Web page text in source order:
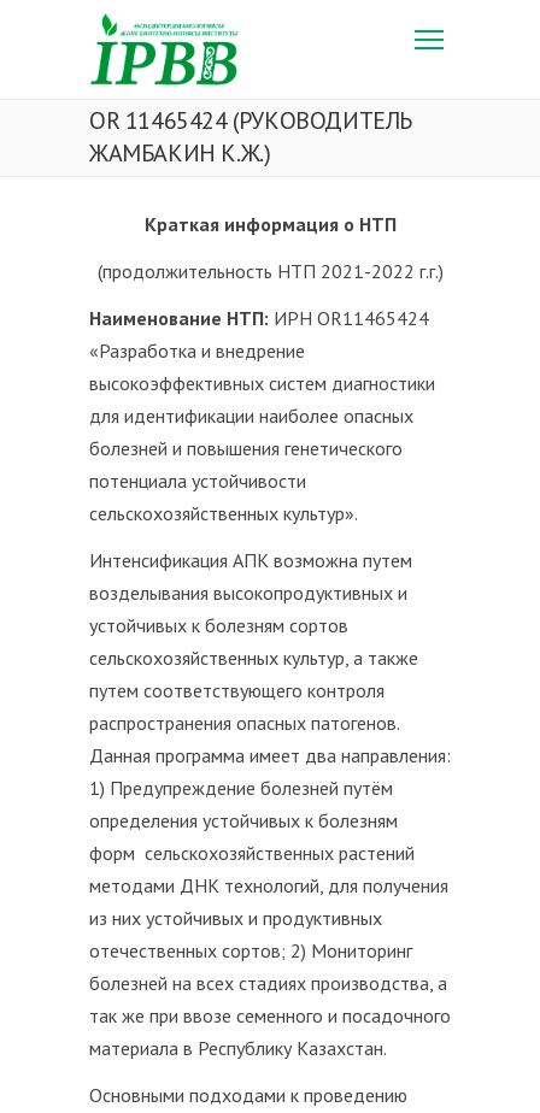
OR 11465424 (РУКОВОДИТЕЛЬ
ЖАМБАКИН К.Ж.)
Краткая информация о НТП
(продолжительность НТП 2021-2022 г.г.)
Наименование НТП: ИРН OR11465424
«Разработка и внедрение
высокоэффективных систем диагностики
для идентификации наиболее опасных
болезней и повышения генетического
потенциала устойчивости
сельскохозяйственных культур».
Интенсификация АПК возможна путем
возделывания высокопродуктивных и
устойчивых к болезням сортов
сельскохозяйственных культур, а также
путем соответствующего контроля
распространения опасных патогенов.
Данная программа имеет два направления:
1) Предупреждение болезней путём
определения устойчивых к болезням
форм сельскохозяйственных растений
методами ДНК технологий, для получения
из них устойчивых и продуктивных
отечественных сортов; 2) Мониторинг
болезней на всех стадиях производства, а
так же при ввозе семенного и посадочного
материала в Республику Казахстан.
Основными подходами к проведению